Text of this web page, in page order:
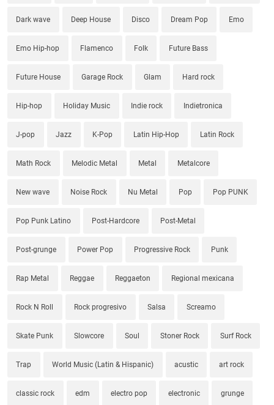
Dark wave Deep House Disco Dream Pop Emo
Emo Hip-hop Flamenco Folk Future Bass
Future House Garage Rock Glam Hard rock
Hip-hop Holiday Music Indie rock Indietronica
J-pop Jazz K-Pop Latin Hip-Hop Latin Rock
Math Rock Melodic Metal Metal Metalcore
New wave Noise Rock Nu Metal Pop Pop PUNK
Pop Punk Latino Post-Hardcore Post-Metal
Post-grunge Power Pop Progressive Rock Punk
Rap Metal Reggae Reggaeton Regional mexicana
Rock N Roll Rock progresivo Salsa Screamo
Skate Punk Slowcore Soul Stoner Rock Surf Rock
Trap World Music (Latin & Hispanic) acustic art rock
classic rock edm electro pop electronic grunge